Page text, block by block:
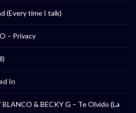
(Every time I talk)
– Privacy
In
& BECKY G – Te Olvido (La